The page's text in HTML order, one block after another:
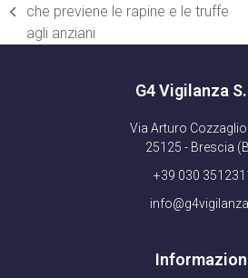
post
precedente:
che previene le rapine e le truffe
agli anziani
G4 Vigilanza
Via Arturo Cozzaglio
25125 - Brescia
+39 030